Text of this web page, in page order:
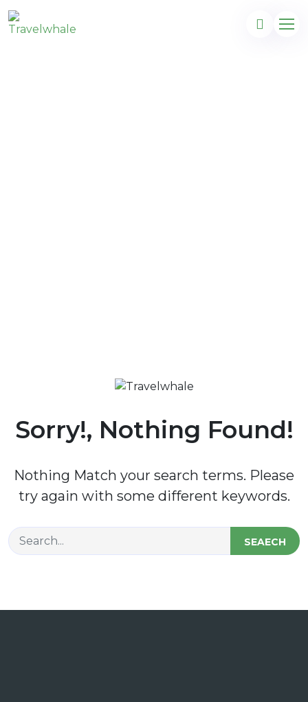
Sorry!, Nothing Found!
Nothing Match your search terms. Please
try again with some different keywords.
SEAECH